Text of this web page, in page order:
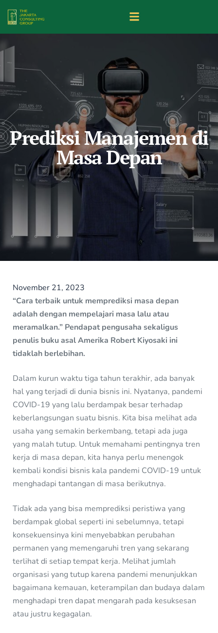
Prediksi Manajemen di
Masa Depan
November 21, 2023
“Cara terbaik untuk memprediksi masa depan
adalah dengan mempelajari masa lalu atau
meramalkan.” Pendapat pengusaha sekaligus
penulis buku asal Amerika Robert Kiyosaki ini
tidaklah berlebihan.
Dalam kurun waktu tiga tahun terakhir, ada banyak
hal yang terjadi di dunia bisnis ini. Nyatanya, pandemi
COVID-19 yang lalu berdampak besar terhadap
keberlangsungan suatu bisnis. Kita bisa melihat ada
usaha yang semakin berkembang, tetapi ada juga
yang malah tutup. Untuk memahami pentingnya tren
kerja di masa depan, kita hanya perlu menengok
kembali kondisi bisnis kala pandemi COVID-19 untuk
menghadapi tantangan di masa berikutnya.
Tidak ada yang bisa memprediksi peristiwa yang
berdampak global seperti ini sebelumnya, tetapi
konsekuensinya kini menyebabkan perubahan
permanen yang memengaruhi tren yang sekarang
terlihat di setiap tempat kerja. Melihat jumlah
organisasi yang tutup karena pandemi menunjukkan
bagaimana kemauan, keterampilan dan budaya dalam
menghadapi tren dapat mengarah pada kesuksesan
atau justru kegagalan.